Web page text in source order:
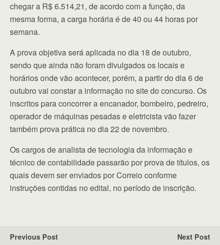
chegar a R$ 6.514,21, de acordo com a função, da
mesma forma, a carga horária é de 40 ou 44 horas por
semana.
A prova objetiva será aplicada no dia 18 de outubro,
sendo que ainda não foram divulgados os locais e
horários onde vão acontecer, porém, a partir do dia 6 de
outubro vai constar a informação no site do concurso. Os
inscritos para concorrer a encanador, bombeiro, pedreiro,
operador de máquinas pesadas e eletricista vão fazer
também prova prática no dia 22 de novembro.
Os cargos de analista de tecnologia da informação e
técnico de contabilidade passarão por prova de títulos, os
quais devem ser enviados por Correio conforme
instruções contidas no edital, no período de inscrição.
Previous Post Next Post